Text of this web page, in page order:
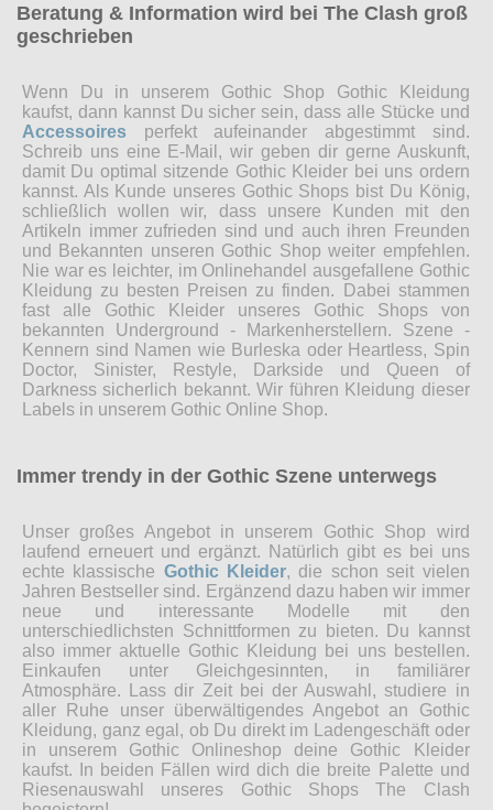
Beratung & Information wird bei The Clash groß
geschrieben
Wenn Du in unserem Gothic Shop Gothic Kleidung
kaufst, dann kannst Du sicher sein, dass alle Stücke und
Accessoires perfekt aufeinander abgestimmt sind.
Schreib uns eine E-Mail, wir geben dir gerne Auskunft,
damit Du optimal sitzende Gothic Kleider bei uns ordern
kannst. Als Kunde unseres Gothic Shops bist Du König,
schließlich wollen wir, dass unsere Kunden mit den
Artikeln immer zufrieden sind und auch ihren Freunden
und Bekannten unseren Gothic Shop weiter empfehlen.
Nie war es leichter, im Onlinehandel ausgefallene Gothic
Kleidung zu besten Preisen zu finden. Dabei stammen
fast alle Gothic Kleider unseres Gothic Shops von
bekannten Underground - Markenherstellern. Szene -
Kennern sind Namen wie Burleska oder Heartless, Spin
Doctor, Sinister, Restyle, Darkside und Queen of
Darkness sicherlich bekannt. Wir führen Kleidung dieser
Labels in unserem Gothic Online Shop.
Immer trendy in der Gothic Szene unterwegs
Unser großes Angebot in unserem Gothic Shop wird
laufend erneuert und ergänzt. Natürlich gibt es bei uns
echte klassische Gothic Kleider, die schon seit vielen
Jahren Bestseller sind. Ergänzend dazu haben wir immer
neue und interessante Modelle mit den
unterschiedlichsten Schnittformen zu bieten. Du kannst
also immer aktuelle Gothic Kleidung bei uns bestellen.
Einkaufen unter Gleichgesinnten, in familiärer
Atmosphäre. Lass dir Zeit bei der Auswahl, studiere in
aller Ruhe unser überwältigendes Angebot an Gothic
Kleidung, ganz egal, ob Du direkt im Ladengeschäft oder
in unserem Gothic Onlineshop deine Gothic Kleider
kaufst. In beiden Fällen wird dich die breite Palette und
Riesenauswahl unseres Gothic Shops The Clash